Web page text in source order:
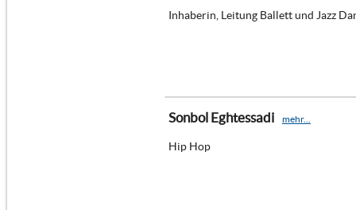
Inhaberin, Leitung Ballett und Jazz
Sonbol Eghtessadi mehr...
Hip Hop